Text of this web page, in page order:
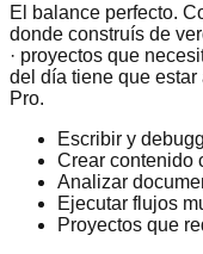
El balance perfecto.
donde construís de
· proyectos que
del día tiene que estar
Pro.
Escribir y
Crear contenido
Analizar
Ejecutar flujos
Proyectos que